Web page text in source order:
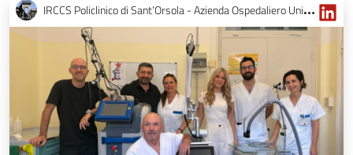
IRCCS Policlinico di Sant’Orsola - Azienda Ospedaliero Universitaria di Bologna